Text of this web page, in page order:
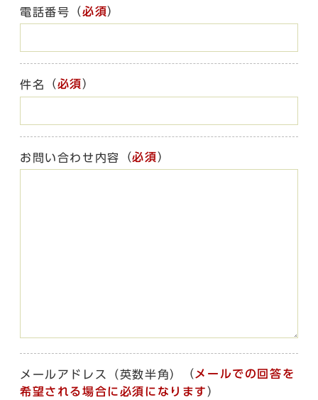
電話番号 （必須）
件名 （必須）
お問い合わせ内容 （必須）
メールアドレス（英数半角） （ メールでの回答を
希望される場合に必須になります ）